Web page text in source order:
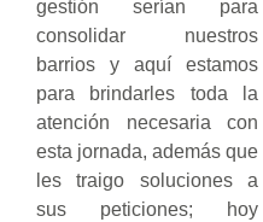
gestión serían para
consolidar nuestros
barrios y aquí estamos
para brindarles toda la
atención necesaria con
esta jornada, además que
les traigo soluciones a
sus peticiones; hoy